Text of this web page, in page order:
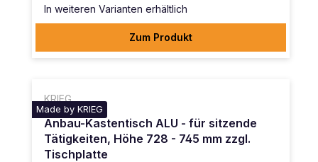
In weiteren Varianten erhältlich
Zum Produkt
KRIEG
Made by KRIEG
Anbau-Kastentisch ALU - für sitzende
Tätigkeiten, Höhe 728 - 745 mm zzgl.
Tischplatte